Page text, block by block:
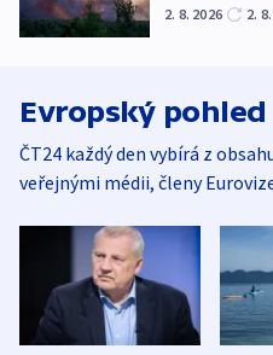
2. 8. 2026 2.
Evropský pohled
ČT24 každý den vybírá z
veřejnými médii, členy